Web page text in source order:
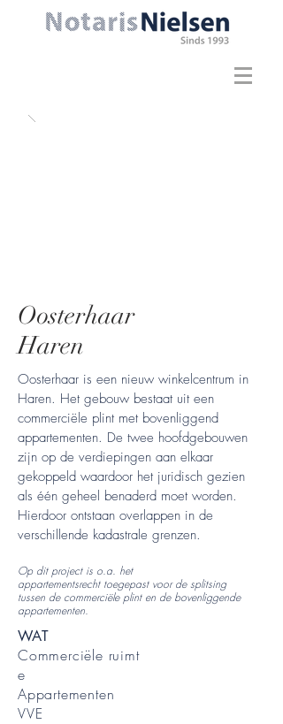
Oosterhaar
Haren
Oosterhaar is een nieuw winkelcentrum in
Haren. Het gebouw bestaat uit een
commerciële plint met bovenliggend
appartementen. De twee hoofdgebouwen
zijn op de verdiepingen aan elkaar
gekoppeld waardoor het juridisch gezien
als één geheel benaderd moet worden.
Hierdoor ontstaan overlappen in de
verschillende kadastrale grenzen.
Op dit project is o.a. het
appartementsrecht toegepast voor de splitsing
tussen de commerciële plint en de bovenliggende
appartementen.
WAT
Commerciële ruimt
e
Appartementen
VVE